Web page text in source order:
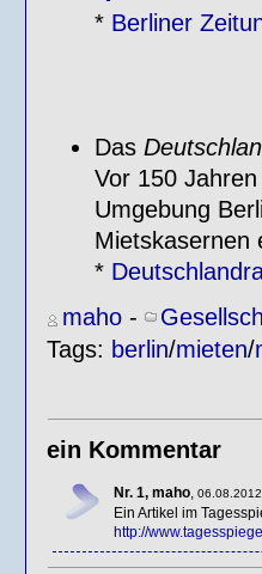
* Berliner
Das
Vor 150
Umgebung
Mietskasernen
*
maho-
Tags: berlin/mieten/
ein Kommentar
Nr. 1, maho,
Ein Artikel im
http://